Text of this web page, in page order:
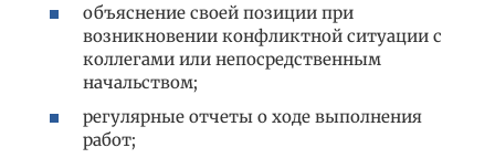
объяснение своей позиции при
возникновении конфликтной ситуации с
коллегами или непосредственным
начальством;
регулярные отчеты о ходе выполнения
работ;